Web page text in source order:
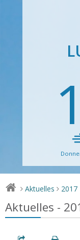
> Aktuelles > 2017
Aktuelles -